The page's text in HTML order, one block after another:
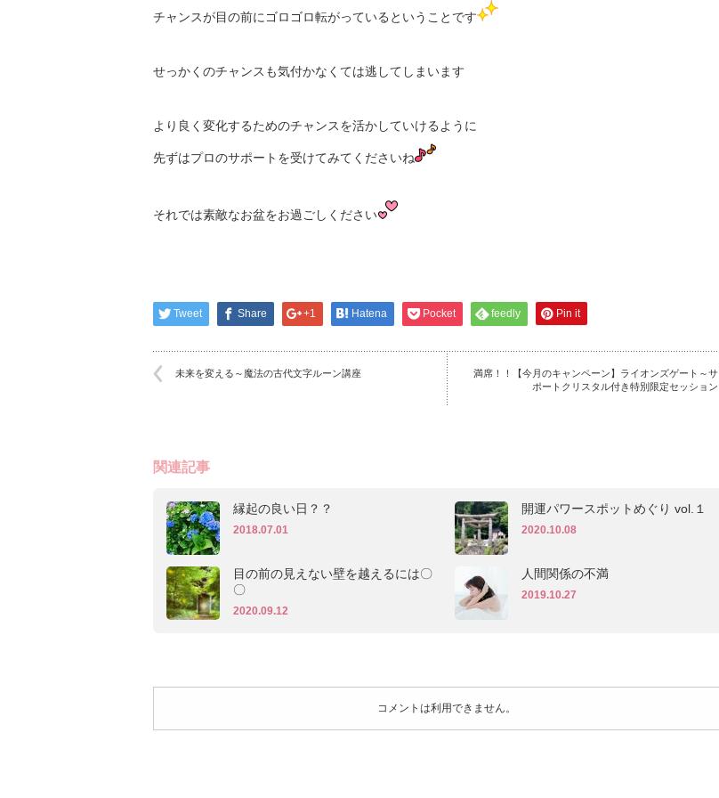
チャンスが目の前にゴロゴロ転がっているということです
せっかくのチャンスも気付かなくては逃してしまいます
より良く変化するためのチャンスを活かしていけるように
先ずはプロのサポートを受けてみてくださいね
それでは素敵なお盆をお過ごしください
Tweet Share +1 Hatena Pocket feedly Pin it
未来を変える～魔法の古代文字ルーン講座
満席！！【今月のキャンペーン】ライオンズゲート～サ
ポートクリスタル付き特別限定セッション
関連記事
縁起の良い日？？
2018.07.01
開運パワースポットめぐり vol.１
2020.10.08
目の前の見えない壁を越えるには〇
〇
2020.09.12
人間関係の不満
2019.10.27
コメントは利用できません。